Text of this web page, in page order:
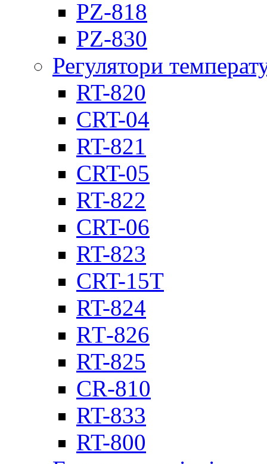
PZ-818
PZ-830
Регулятори
RT-820
CRT-04
RT-821
CRT-05
RT-822
CRT-06
RT-823
CRT-15T
RT-824
RТ-826
RT-825
CR-810
RT-833
RT-800